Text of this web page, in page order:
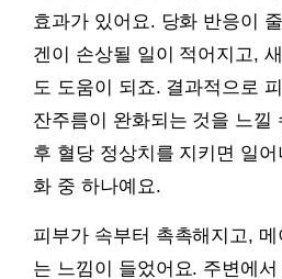
효과가 있어요. 당화 반응이
겐이 손상될 일이 적어지고,
도 도움이 되죠. 결과적으로
잔주름이 완화되는 것을 느낄
후 혈당 정상치를 지키면 일
화 중 하나예요.
피부가 속부터 촉촉해지고,
는 느낌이 들었어요. 주변에서